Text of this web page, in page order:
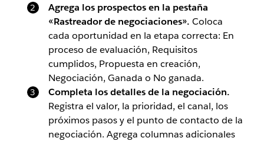
Agrega los prospectos en la pestaña
«Rastreador de negociaciones». Coloca
cada oportunidad en la etapa correcta: En
proceso de evaluación, Requisitos
cumplidos, Propuesta en creación,
Negociación, Ganada o No ganada.
Completa los detalles de la negociación.
Registra el valor, la prioridad, el canal, los
próximos pasos y el punto de contacto de la
negociación. Agrega columnas adicionales